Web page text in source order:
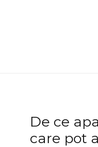
De ce
care pot